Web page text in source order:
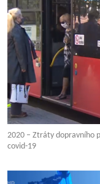
2020 – Ztráty dopravního
covid-19